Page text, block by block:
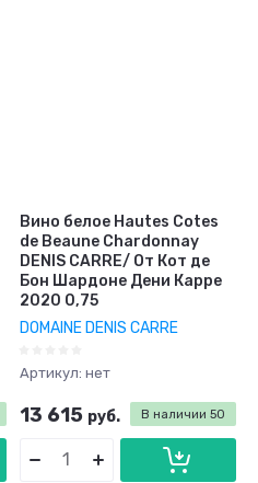
Вино белое Hautes Cotes
de Beaune Chardonnay
DENIS CARRE/ От Кот де
Бон Шардоне Дени Карре
2020 0,75
DOMAINE DENIS CARRE
Артикул: нет
В наличии 50
13 615 руб.